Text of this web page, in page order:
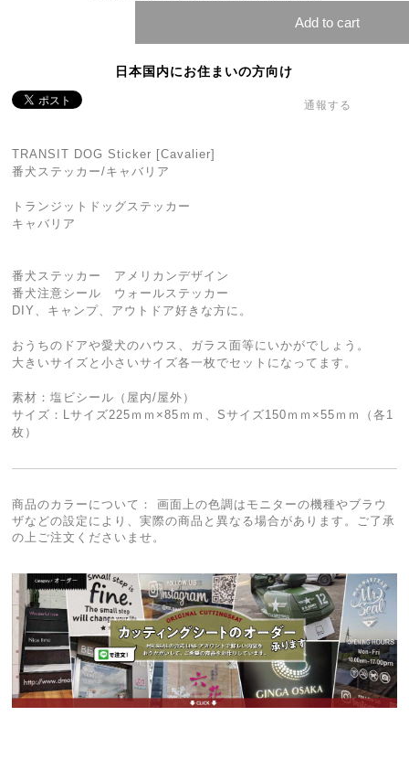
Add to cart
日本国内にお住まいの方向け
通報する
TRANSIT DOG Sticker [Cavalier]
番犬ステッカー/キャバリア
トランジットドッグステッカー
キャバリア
番犬ステッカー アメリカンデザイン
番犬注意シール ウォールステッカー
DIY、キャンプ、アウトドア好きな方に。
おうちのドアや愛犬のハウス、ガラス面等にいかがでしょう。
大きいサイズと小さいサイズ各一枚でセットになってます。
素材：塩ビシール（屋内/屋外）
サイズ：Lサイズ225ｍｍ×85ｍｍ、Sサイズ150ｍｍ×55ｍｍ（各1
枚）
商品のカラーについて： 画面上の色調はモニターの機種やブラウ
ザなどの設定により、実際の商品と異なる場合があります。ご了承
の上ご注文くださいませ。